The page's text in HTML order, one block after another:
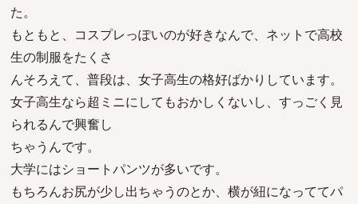
た。
もともと、コスプレっぽいのが好きなんで、ネットで高校
生の制服をたくさ
んそろえて、普段は、女子高生の格好ばかりしています。
女子高生なら超ミニにしてもおかしくないし、すっごく見
られるんで興奮し
ちゃうんです。
大学にはショートパンツが多いです。
もちろんお尻が少し出ちゃうのとか、横が紐になっててパ